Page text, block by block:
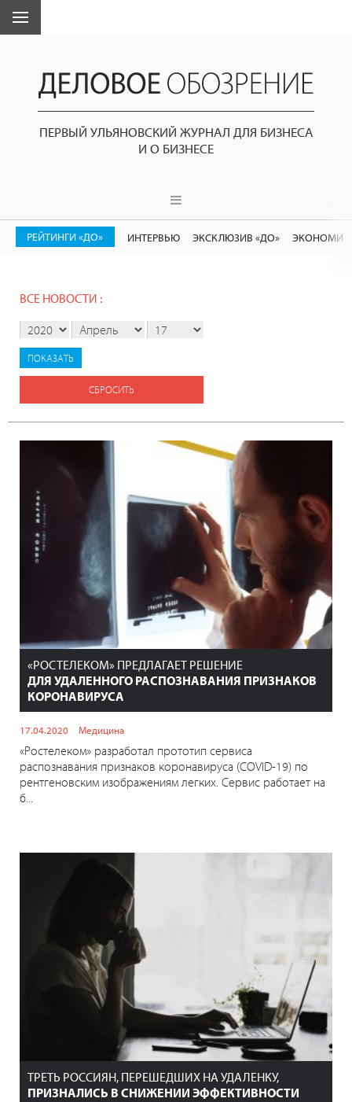
ПЕРВЫЙ УЛЬЯНОВСКИЙ ЖУРНАЛ ДЛЯ БИЗНЕСА
И О БИЗНЕСЕ
РЕЙТИНГИ «ДО» ИНТЕРВЬЮ ЭКСКЛЮЗИВ «ДО»
ВСЕ НОВОСТИ :
СБРОСИТЬ
«РОСТЕЛЕКОМ» ПРЕДЛАГАЕТ РЕШЕНИЕ
ДЛЯ УДАЛЕННОГО РАСПОЗНАВАНИЯ ПРИЗНАКОВ
КОРОНАВИРУСА
17.04.2020 Медицина
«Ростелеком» разработал прототип сервиса
распознавания признаков коронавируса (COVID-19) по
рентгеновским изображениям легких. Сервис работает на
б...
ТРЕТЬ РОССИЯН, ПЕРЕШЕДШИХ НА УДАЛЕНКУ,
ПРИЗНАЛИСЬ В СНИЖЕНИИ ЭФФЕКТИВНОСТИ